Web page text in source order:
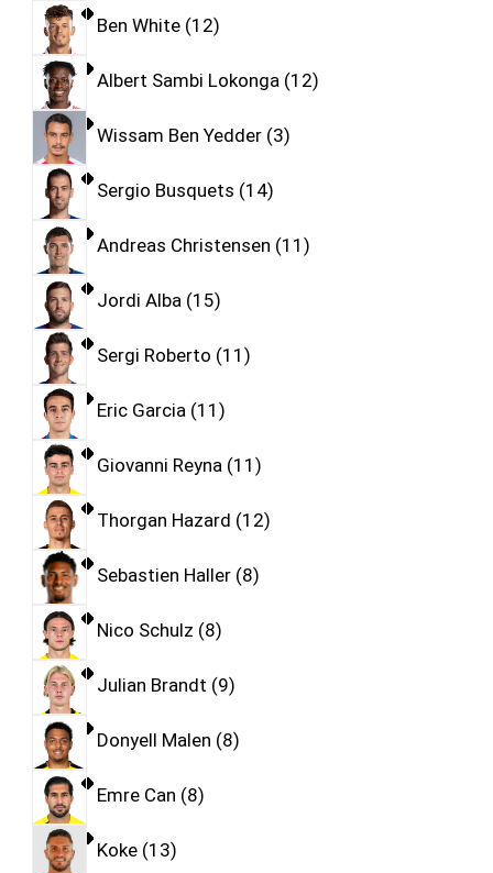
Ben White 12
Albert Sambi Lokonga 12
Wissam Ben Yedder 3
Sergio Busquets 14
Andreas Christensen 11
Jordi Alba 15
Sergi Roberto 11
Eric Garcia 11
Giovanni Reyna 11
Thorgan Hazard 12
Sebastien Haller 8
Nico Schulz 8
Julian Brandt 9
Donyell Malen 8
Emre Can 8
Koke 13